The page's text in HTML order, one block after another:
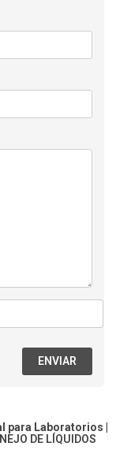
ENVIAR
para Laboratorios |
DE LÍQUIDOS